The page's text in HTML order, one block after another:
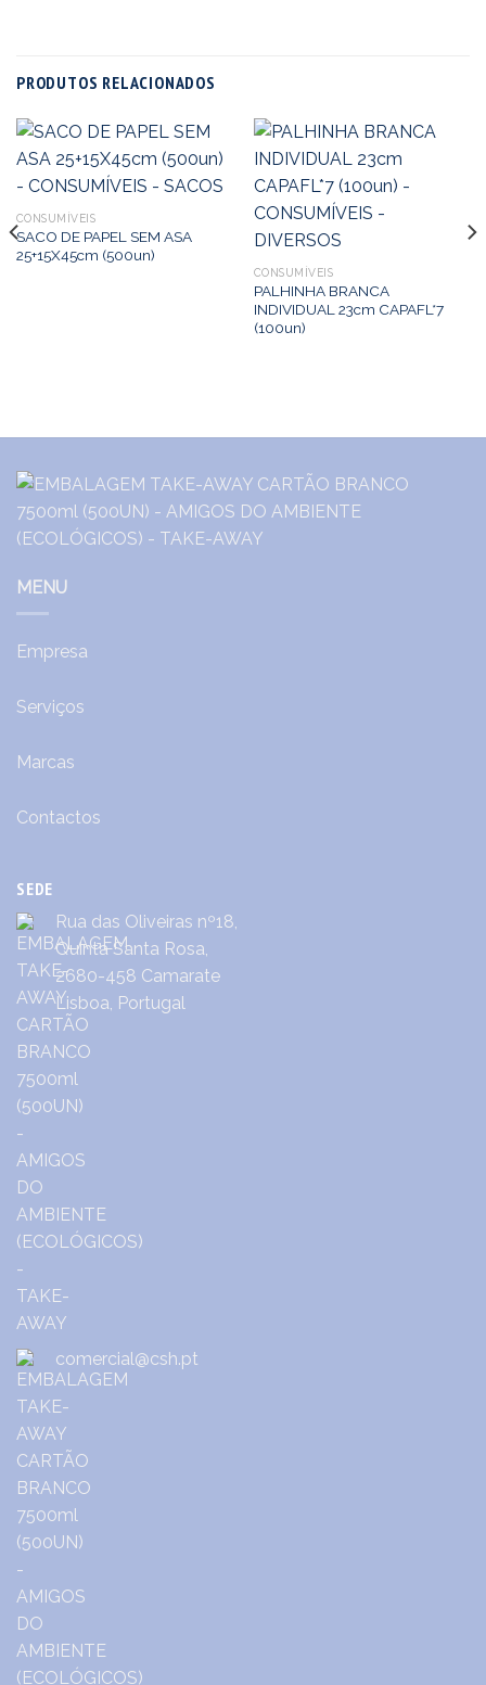
PRODUTOS RELACIONADOS
CONSUMÍVEIS
SACO DE PAPEL SEM ASA
25+15X45cm (500un)
CONSUMÍVEIS
PALHINHA BRANCA
INDIVIDUAL 23cm CAPAFL*7
(100un)
MENU
Empresa
Serviços
Marcas
Contactos
SEDE
Rua das Oliveiras nº18,
Quinta Santa Rosa,
2680-458 Camarate
Lisboa, Portugal
comercial@csh.pt